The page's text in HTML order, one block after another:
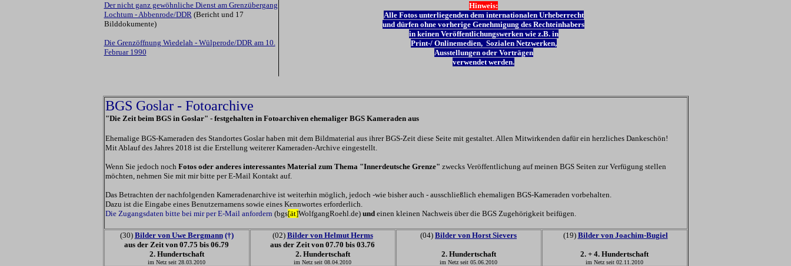
Der nicht ganz gewöhnliche Dienst am Grenzübergang
Lochtum - Abbenrode/DDR(Bericht und 17
Bilddokumente)
Die Grenzöffnung Wiedelah - Wülperode/DDR am 10.
Februar 1990
Hinweis:
AlleFotos unterliegenden dem internationalen Urheberrecht
und dürfen ohne vorherige Genehmigung des Rechteinhabers
in keinen Veröffentlichungswerken wie z.B. in
Print-/ Onlinemedien, Sozialen Netzwerken,
Ausstellungen oder Vorträgen
verwendet werden.
BGS Goslar - Fotoarchive
"Die Zeit beim BGS in Goslar" - festgehalten in Fotoarchiven ehemaliger BGS Kameraden aus
Ehemalige BGS-Kameraden des Standortes Goslar haben mit dem Bildmaterial aus ihrer BGS-Zeit diese Seite mit gestaltet. Allen Mitwirkenden dafür ein herzliches Dankeschön!
Mit Ablauf des Jahres 2018 ist die Erstellung weiterer Kameraden-Archive eingestellt.
Wenn Sie jedoch noch Fotos oder anderes interessantes Material zum Thema "Innerdeutsche Grenze" zwecks Veröffentlichung auf meinen BGS Seiten zur Verfügung stellen
möchten, nehmen Sie mit mir bitte per E-Mail Kontakt auf.
Das Betrachten der nachfolgenden Kameradenarchive ist weiterhin möglich, jedoch -wie bisher auch - ausschließlich ehemaligen BGS-Kameraden vorbehalten.
Dazu ist die Eingabe eines Benutzernamens sowie eines Kennwortes erforderlich.
Die Zugangsdaten bitte bei mir per E-Mail anfordern (bgs[ät]WolfgangRoehl.de) undeinen kleinen Nachweis über die BGS Zugehörigkeit beifügen.
(30) Bilder von Uwe Bergmann(†)
aus der Zeit von 07.75 bis 06.79
2. Hundertschaft
im Netz seit 28.03.2010
(02) Bilder von Helmut Herms
aus der Zeit von 07.70 bis 03.76
2. Hundertschaft
im Netz seit 08.04.2010
(04) Bilder von Horst Sievers
2. Hundertschaft
im Netz seit 05.06.2010
(19) Bilder von Joachim-Bugiel
2. + 4. Hundertschaft
im Netz seit 02.11.2010